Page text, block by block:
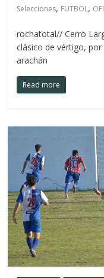
Selecciones, FUTBOL, OFI
rochatotal// Cerro
clásico de vértigo,
arachán
Read more